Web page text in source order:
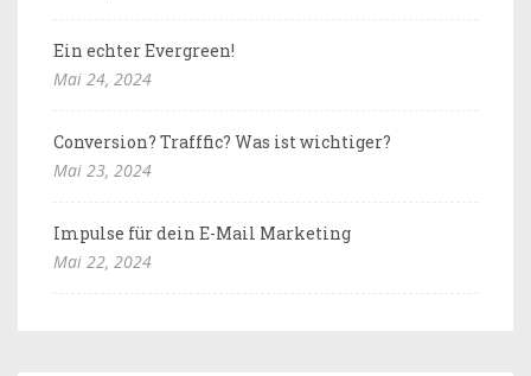
Ein echter Evergreen!
Mai 24, 2024
Conversion? Trafffic? Was ist wichtiger?
Mai 23, 2024
Impulse für dein E-Mail Marketing
Mai 22, 2024